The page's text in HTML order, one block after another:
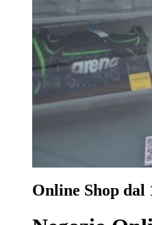
Online Shop